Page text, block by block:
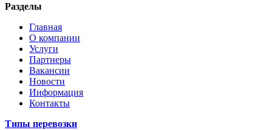
Разделы
Главная
О компании
Услуги
Партнеры
Вакансии
Новости
Информация
Контакты
Типы перевозки